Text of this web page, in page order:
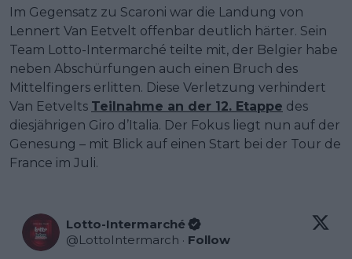
Im Gegensatz zu Scaroni war die Landung von
Lennert Van Eetvelt offenbar deutlich härter. Sein
Team Lotto-Intermarché teilte mit, der Belgier habe
neben Abschürfungen auch einen Bruch des
Mittelfingers erlitten. Diese Verletzung verhindert
Van Eetvelts Teilnahme an der 12. Etappe des
diesjährigen Giro d’Italia. Der Fokus liegt nun auf der
Genesung – mit Blick auf einen Start bei der Tour de
France im Juli.
Lotto-Intermarché
@LottoIntermarch · Follow